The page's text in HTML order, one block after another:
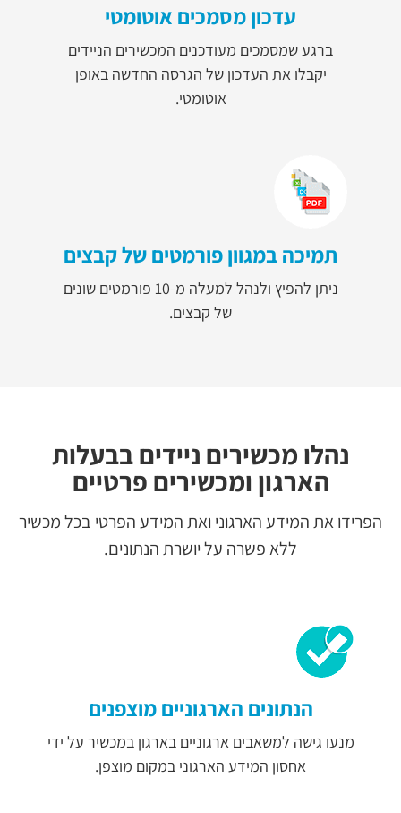
עדכון מסמכים אוטומטי
ברגע שמסמכים מעודכנים המכשירים הניידים
יקבלו את העדכון של הגרסה החדשה באופן
אוטומטי.
תמיכה במגוון פורמטים של קבצים
ניתן להפיץ ולנהל למעלה מ-10 פורמטים שונים
של קבצים.
נהלו מכשירים ניידים בבעלות
הארגון ומכשירים פרטיים
הפרידו את המידע הארגוני ואת המידע הפרטי בכל מכשיר
ללא פשרה על יושרת הנתונים.
הנתונים הארגוניים מוצפנים
מנעו גישה למשאבים ארגוניים בארגון במכשיר על ידי
אחסון המידע הארגוני במקום מוצפן.